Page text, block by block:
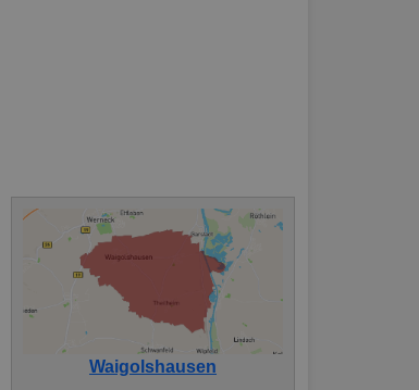
Waigolshausen